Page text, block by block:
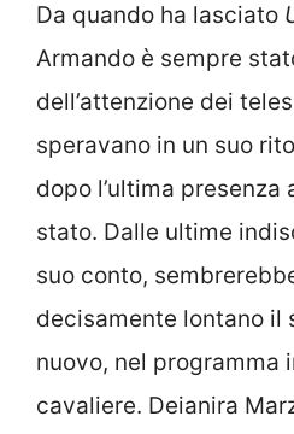
Da quando ha lasciato
Armando è sempre
dell’attenzione dei
speravano in un suo
dopo l’ultima presenza
stato. Dalle ultime
suo conto,
decisamente lontano il
nuovo, nel programma
cavaliere. Deianira